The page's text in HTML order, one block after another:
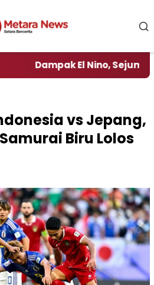
El Nino, Sejumlah Daerah
vs Jepang,
Biru Lolos